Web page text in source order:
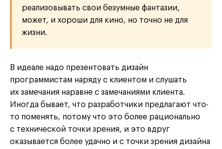
реализовывать свои безумные фантазии,
может, и хороши для кино, но точно не для
жизни.
В идеале надо презентовать дизайн
программистам наряду с клиентом и слушать
их замечания наравне с замечаниями клиента.
Иногда бывает, что разработчики предлагают что-
то поменять, потому что это более рационально
с технической точки зрения, и это вдруг
оказывается более удачно и с точки зрения дизайна